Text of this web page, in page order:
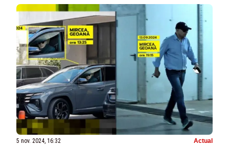
5 nov. 2024, 16:32 Actual